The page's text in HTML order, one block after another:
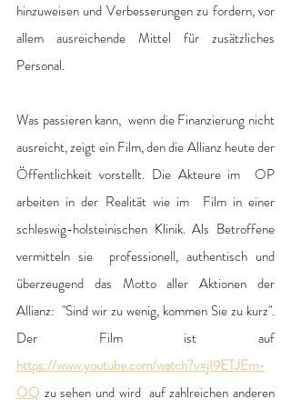
hinzuweisen und Verbesserungen zu fordern, vor
allem ausreichende Mittel für zusätzliches
Personal.
Was passieren kann,  wenn die Finanzierung nicht
ausreicht, zeigt ein Film, den die Allianz heute der
Öffentlichkeit vorstellt. Die Akteure im  OP
arbeiten in der Realität wie im  Film in einer
schleswig-holsteinischen Klinik. Als Betroffene
vermitteln sie  professionell, authentisch und
überzeugend das Motto aller Aktionen der
Allianz:  "Sind wir zu wenig, kommen Sie zu kurz".
Der Film ist auf
https://www.youtube.com/watch?v=jI9ETJEm-
OQ zu sehen und wird  auf zahlreichen anderen